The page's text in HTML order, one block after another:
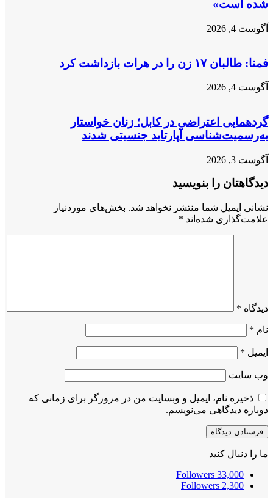
شده است»
آگوست 4, 2026
فمنا: طالبان ۱۷ زن را در هرات بازداشت کرد
آگوست 4, 2026
گردهمایی اعتراضی در کابل؛ زنان خواستار
به‌رسمیت‌شناسی آپارتاید جنسیتی شدند
آگوست 3, 2026
دیدگاهتان را بنویسید
نشانی ایمیل شما منتشر نخواهد شد. بخش‌های موردنیاز
علامت‌گذاری شده‌اند *
دیدگاه *
نام *
ایمیل *
وب‌ سایت
ذخیره نام، ایمیل و وبسایت من در مرورگر برای زمانی که
دوباره دیدگاهی می‌نویسم.
ما را دنبال کنید
33,000
Followers
2,300
Followers